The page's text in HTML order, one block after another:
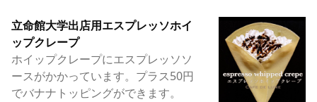
立命館大学出店用エスプレッソホイ
ップクレープ
ホイップクレープにエスプレッソソ
ースがかかっています。プラス50円
でバナナトッピングができます。